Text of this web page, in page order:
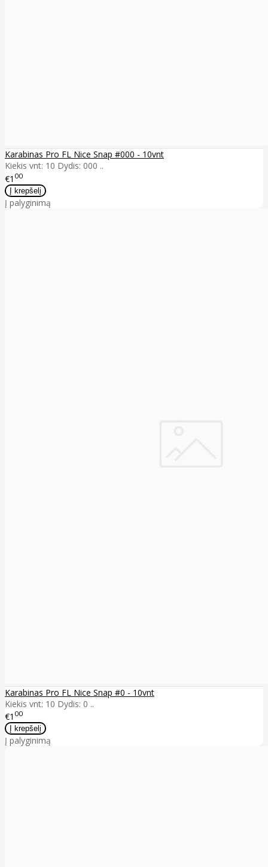
Karabinas Pro FL Nice Snap #000 - 10vnt
Kiekis vnt: 10 Dydis: 000 ..
€1 00
Į palyginimą
Karabinas Pro FL Nice Snap #0 - 10vnt
Kiekis vnt: 10 Dydis: 0 ..
€1 00
Į palyginimą